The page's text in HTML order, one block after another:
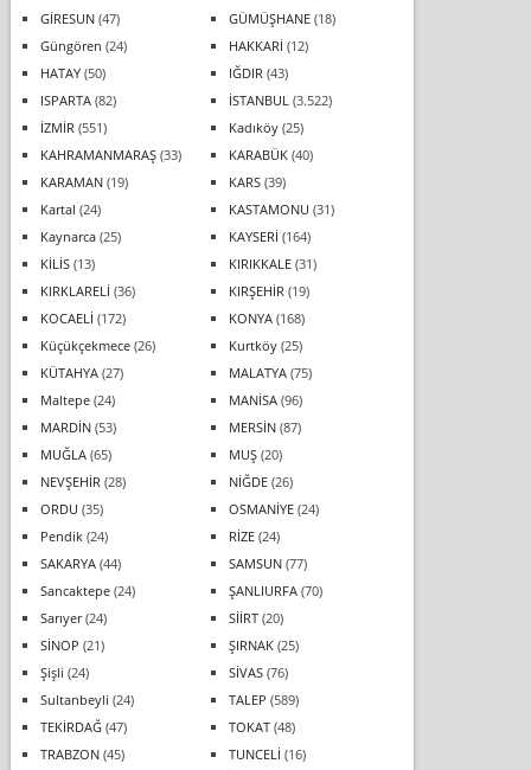
GİRESUN(47) GÜMÜŞHANE(18)
Güngören (24) HAKKARİ (12)
HATAY(50) IĞDIR (43)
ISPARTA(82) İSTANBUL (3.522)
İZMİR (551) Kadıköy(25)
KAHRAMANMARAŞ(33) KARABÜK(40)
KARAMAN(19) KARS(39)
Kartal (24) KASTAMONU (31)
Kaynarca(25) KAYSERİ (164)
KİLİS(13) KIRIKKALE(31)
KIRKLARELİ (36) KIRŞEHİR (19)
KOCAELİ (172) KONYA(168)
Küçükçekmece(26) Kurtköy(25)
KÜTAHYA(27) MALATYA(75)
Maltepe(24) MANİSA(96)
MARDİN(53) MERSİN(87)
MUĞLA(65) MUŞ(20)
NEVŞEHİR (28) NİĞDE(26)
ORDU (35) OSMANİYE(24)
Pendik(24) RİZE(24)
SAKARYA(44) SAMSUN(77)
Sancaktepe(24) ŞANLIURFA(70)
Sarıyer(24) SİİRT(20)
SİNOP (21) ŞIRNAK(25)
Şişli (24) SİVAS(76)
Sultanbeyli (24) TALEP (589)
TEKİRDAĞ(47) TOKAT(48)
TRABZON(45) TUNCELİ (16)